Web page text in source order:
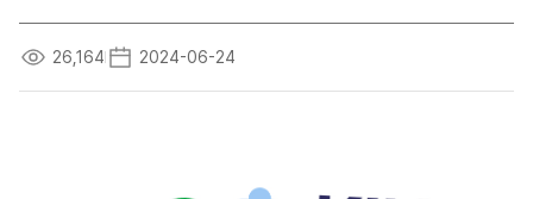
26,164 2024-06-24